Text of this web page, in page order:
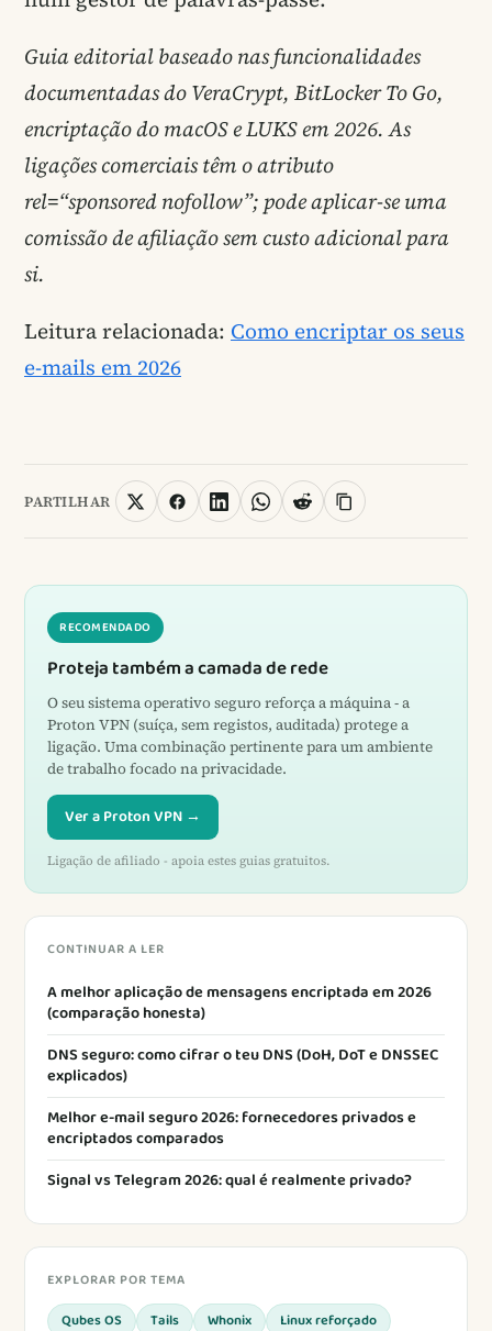
Guia editorial baseado nas funcionalidades
documentadas do VeraCrypt, BitLocker To Go,
encriptação do macOS e LUKS em 2026. As
ligações comerciais têm o atributo
rel=“sponsored nofollow”; pode aplicar-se uma
comissão de afiliação sem custo adicional para
si.
Leitura relacionada: Como encriptar os seus
e-mails em 2026
PARTILHAR
RECOMENDADO
Proteja também a camada de rede
O seu sistema operativo seguro reforça a máquina - a
Proton VPN (suíça, sem registos, auditada) protege a
ligação. Uma combinação pertinente para um ambiente
de trabalho focado na privacidade.
Ver a Proton VPN →
Ligação de afiliado - apoia estes guias gratuitos.
CONTINUAR A LER
A melhor aplicação de mensagens encriptada em 2026
(comparação honesta)
DNS seguro: como cifrar o teu DNS (DoH, DoT e DNSSEC
explicados)
Melhor e-mail seguro 2026: fornecedores privados e
encriptados comparados
Signal vs Telegram 2026: qual é realmente privado?
EXPLORAR POR TEMA
Qubes OS Tails Whonix
Linux reforçado